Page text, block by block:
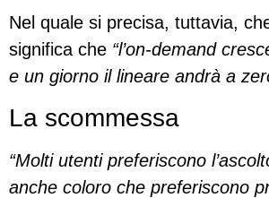
Nel quale si precisa, tuttavia,
significa che “l’on-demand
e un giorno il lineare andrà a
La scommessa
“Molti utenti preferiscono
anche coloro che preferiscono